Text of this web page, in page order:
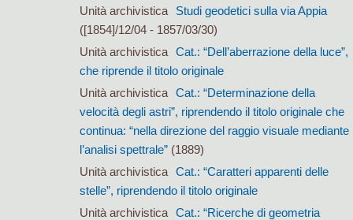
Unità archivistica
Studi geodetici sulla via Appia
([1854]/12/04 - 1857/03/30)
Unità archivistica Cat.: “Dell’aberrazione della luce”,
che riprende il titolo originale
Unità archivistica Cat.: “Determinazione della
velocità degli astri”, riprendendo il titolo originale che
continua: “nella direzione del raggio visuale mediante
l’analisi spettrale”(1889)
Unità archivistica Cat.: “Caratteri apparenti delle
stelle”, riprendendo il titolo originale
Unità archivistica Cat.: “Ricerche di geometria